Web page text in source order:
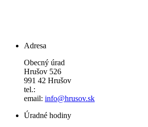
Adresa
Obecný úrad
Hrušov 526
991 42 Hrušov
tel.:
email: info@hrusov.sk
Úradné hodiny